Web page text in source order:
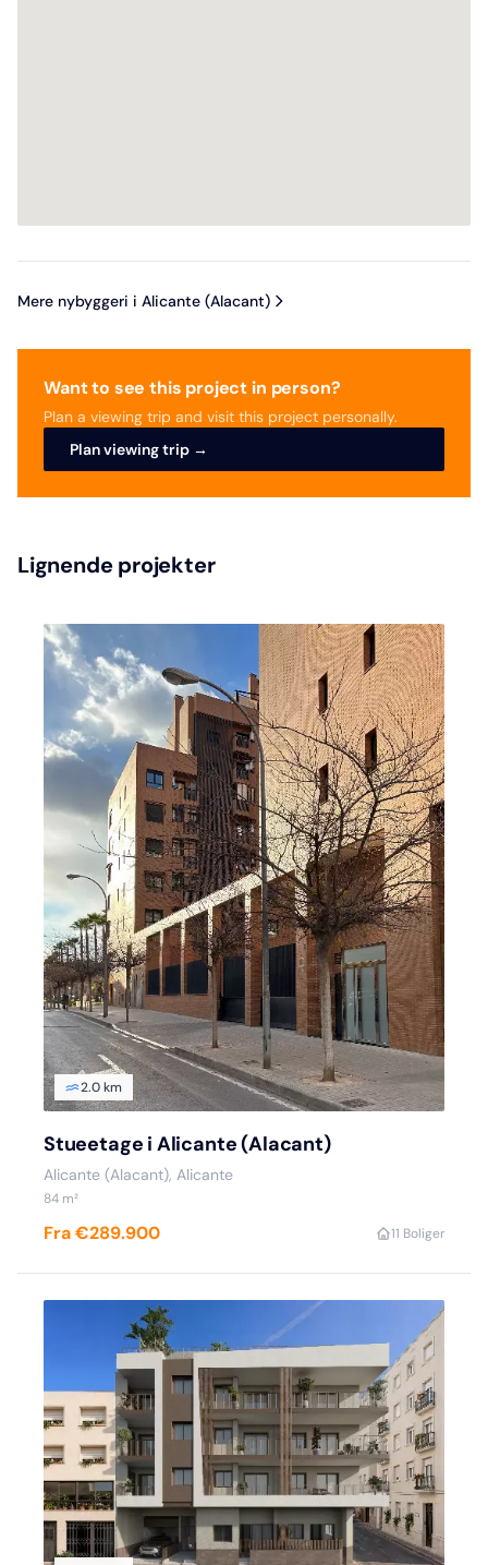
Mere nybyggeri i Alicante (Alacant)
Want to see this project in person?
Plan a viewing trip and visit this project personally.
Plan viewing trip →
Lignende projekter
2.0 km
Stueetage i Alicante (Alacant)
Alicante (Alacant), Alicante
84 m²
Fra €289.900 11 Boliger